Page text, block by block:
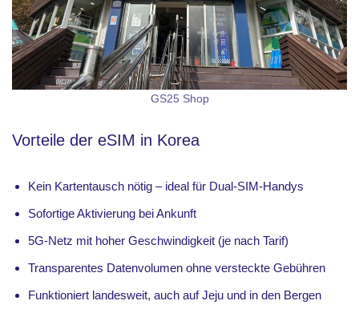
GS25 Shop
Vorteile der eSIM in Korea
Kein Kartentausch nötig – ideal für Dual-SIM-Handys
Sofortige Aktivierung bei Ankunft
5G-Netz mit hoher Geschwindigkeit (je nach Tarif)
Transparentes Datenvolumen ohne versteckte Gebühren
Funktioniert landesweit, auch auf Jeju und in den Bergen